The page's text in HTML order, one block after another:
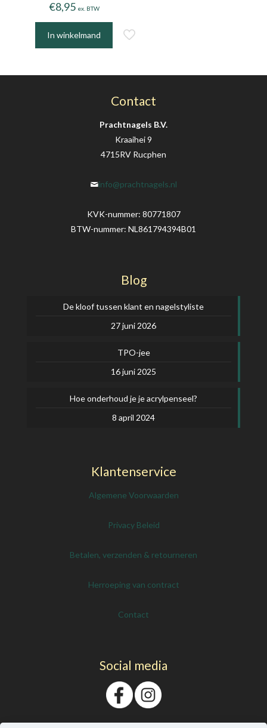
€8,95 ex. BTW
In winkelmand
Contact
Prachtnagels B.V.
Kraaihei 9
4715RV Rucphen
info@prachtnagels.nl
KVK-nummer: 80771807
BTW-nummer: NL861794394B01
Blog
De kloof tussen klant en nagelstyliste
27 juni 2026
TPO-jee
16 juni 2025
Hoe onderhoud je je acrylpenseel?
8 april 2024
Klantenservice
Algemene Voorwaarden
Privacy Beleid
Betalen, verzenden & retourneren
Herroeping van contract
Contact
Social media